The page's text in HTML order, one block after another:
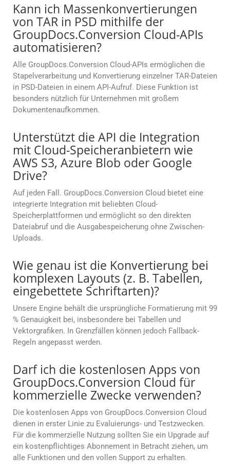
Kann ich Massenkonvertierungen
von TAR in PSD mithilfe der
GroupDocs.Conversion Cloud-APIs
automatisieren?
Alle GroupDocs.Conversion Cloud-APIs ermöglichen die
Stapelverarbeitung und Konvertierung einzelner TAR-Dateien
in PSD-Dateien in einem API-Aufruf. Diese Funktion ist
besonders nützlich für Unternehmen mit großem
Dokumentenaufkommen.
Unterstützt die API die Integration
mit Cloud-Speicheranbietern wie
AWS S3, Azure Blob oder Google
Drive?
Auf jeden Fall. GroupDocs.Conversion Cloud bietet eine
integrierte Integration mit beliebten Cloud-
Speicherplattformen und ermöglicht so den direkten
Dateiabruf und die Ausgabespeicherung ohne Zwischen-
Uploads.
Wie genau ist die Konvertierung bei
komplexen Layouts (z. B. Tabellen,
eingebettete Schriftarten)?
Unsere Engine behält die ursprüngliche Formatierung mit 99
% Genauigkeit bei, insbesondere bei Tabellen und
Vektorgrafiken. In Grenzfällen können jedoch Fallback-
Regeln angepasst werden.
Darf ich die kostenlosen Apps von
GroupDocs.Conversion Cloud für
kommerzielle Zwecke verwenden?
Die kostenlosen Apps von GroupDocs.Conversion Cloud
dienen in erster Linie zu Evaluierungs- und Testzwecken.
Für die kommerzielle Nutzung sollten Sie ein Upgrade auf
ein kostenpflichtiges Abonnement in Betracht ziehen, um
alle Funktionen und den vollen Support zu erhalten.